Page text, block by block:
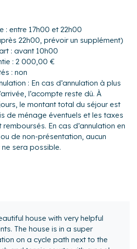
le jardin et la piscine
mezzanine
un lit king-size (180x200), une salle
une baignoire et double
dressing
lits simples pouvant se transformer
ainsi qu'un lit bébé
lits simples (pouvant se
size), climatisée
une douche et double vasque
avec un salon de jardin
d’un environnement paisible
à seulement quelques minutes
: entre 17h00 et 22h00
22h00, prévoir un supplément)
: avant 10h00
: 2 000,00 €
: non
: En cas d’annulation à plus
l’acompte reste dû. À
le montant total du séjour est
de ménage éventuels et les taxes
En cas d’annulation en
de non-présentation, aucun
sera possible.
house with very helpful
The house is in a super
on a cycle path next to the